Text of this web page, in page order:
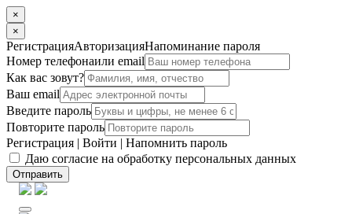
×
×
РегистрацияАвторизацияНапоминание пароля
Номер телефонаили email
Как вас зовут?
Ваш email
Введите пароль
Повторите пароль
Регистрация | Войти | Напомнить пароль
Даю согласие на обработку персональных данных
Отправить